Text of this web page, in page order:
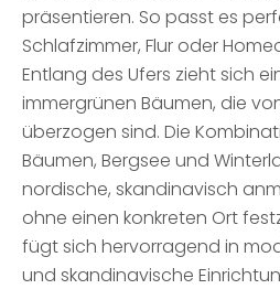
präsentieren. So passt es
Schlafzimmer, Flur oder
Entlang des Ufers zieht sich
immergrünen Bäumen, die
überzogen sind. Die
Bäumen, Bergsee und
nordische, skandinavisch
ohne einen konkreten Ort
fügt sich hervorragend in
und skandinavische